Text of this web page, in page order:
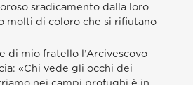
sradicamento dalla loro
molti di coloro che si rifiutano
di mio fratello l’Arcivescovo
«Chi vede gli occhi dei